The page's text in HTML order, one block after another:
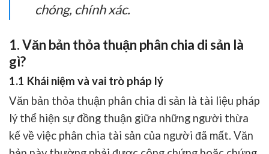
chóng, chính xác.
1. Văn bản thỏa thuận phân chia di sản là
gì?
1.1 Khái niệm và vai trò pháp lý
Văn bản thỏa thuận phân chia di sản là tài liệu pháp
lý thể hiện sự đồng thuận giữa những người thừa
kế về việc phân chia tài sản của người đã mất. Văn